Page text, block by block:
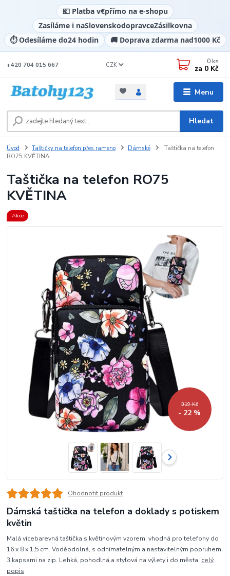
💶 Platba v€přímo na e-shopu
Zasíláme i naSlovenskodopravceZásilkovna
⏱️ Odesíláme do24 hodin 🚚 Doprava zdarma nad1000 Kč
Menu
CZK
Hledat
+420 704 015 667 0 ks
za 0 Kč
Úvod Taštičky na telefon přes rameno Dámské
Taštička na telefon
RO75 KVĚTINA
Taštička na telefon RO75
KVĚTINA
Akce
319 Kč
- 22 %
Ohodnotit produkt
Dámská taštička na telefon a doklady s potiskem
květin
Malá vícebarevná taštička s květinovým vzorem, vhodná pro telefony do
16 x 8 x 1,5 cm. Voděodolná, s odnímatelným a nastavitelným popruhem,
3 kapsami na zip. Lehká, pohodlná a stylová na výlety i do města. celý
popis